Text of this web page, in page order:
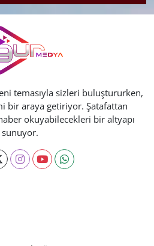
temasıyla sizleri buluştururken,
bir araya getiriyor. Şatafattan
okuyabilecekleri bir altyapı
sunuyor.